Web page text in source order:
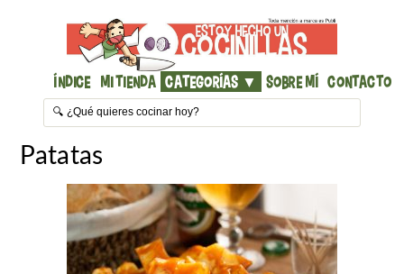
Índice Mi Tienda Categorías ▼ Sobre mí Contacto
Patatas